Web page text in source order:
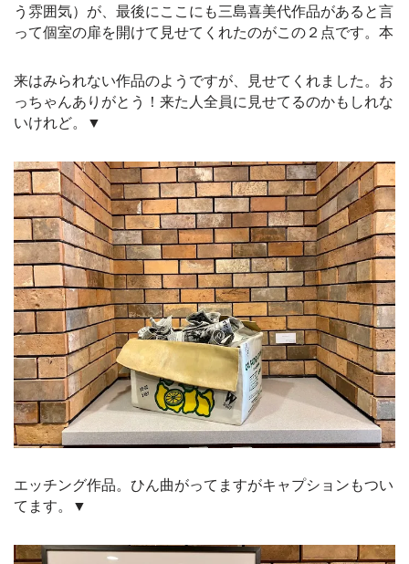
う雰囲気）が、最後にここにも三島喜美代作品があると言
って個室の扉を開けて見せてくれたのがこの２点です。本
来はみられない作品のようですが、見せてくれました。お
っちゃんありがとう！来た人全員に見せてるのかもしれな
いけれど。▼
エッチング作品。ひん曲がってますがキャプションもつい
てます。▼